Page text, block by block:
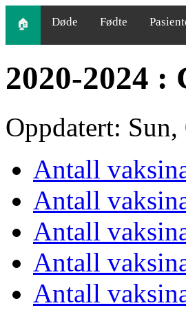
🏠 Døde Fødte
2020-2024 :
Oppdatert:
Antall
Antall
Antall
Antall
Antall